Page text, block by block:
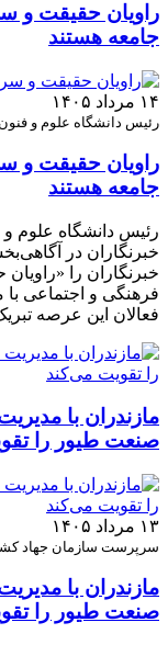
راویان حقیقت و
جامعه هستند
۱۴ مرداد ۱۴۰۵
رئیس دانشگاه علوم و
راویان حقیقت و
جامعه هستند
رئیس دانشگاه علوم و
خبرنگاران در
خبرنگاران را
فرهنگی و اجتماعی با
فعالان این عرصه
مازندران با
صنعت طیور را
۱۳ مرداد ۱۴۰۵
سرپرست سازمان جهاد
مازندران با
صنعت طیور را